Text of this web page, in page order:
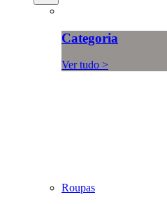
Categoria
Ver tudo >
Roupas